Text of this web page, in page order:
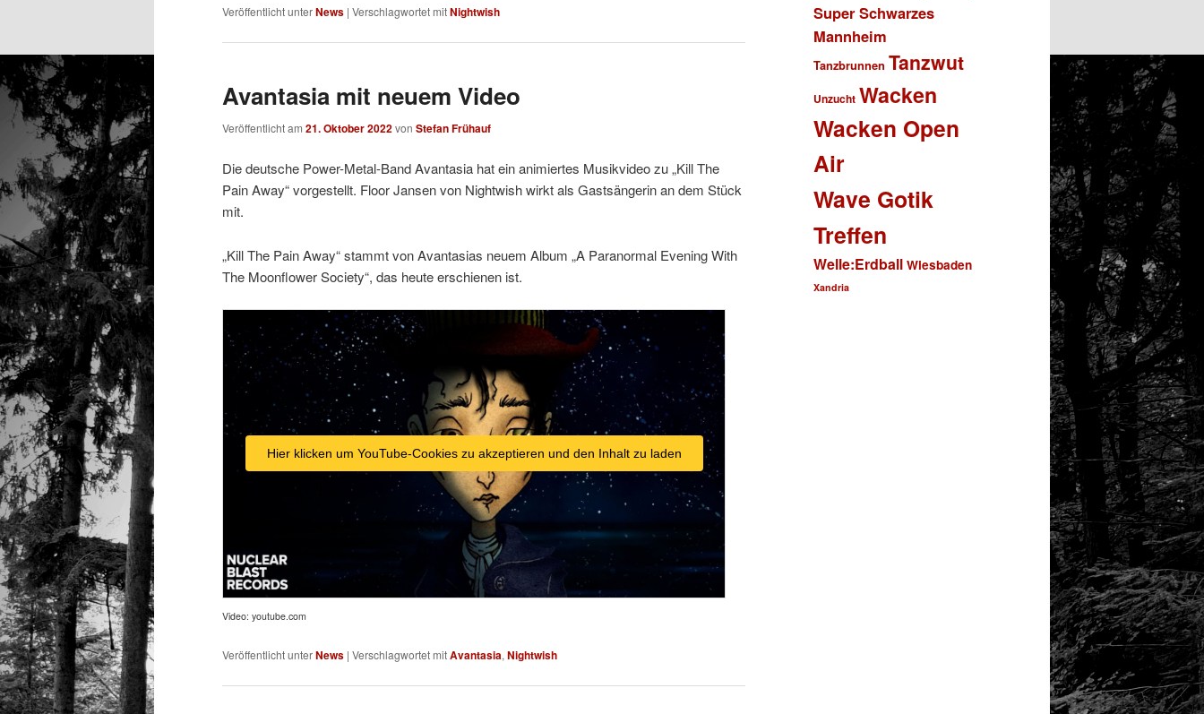
Veröffentlicht unterNews | Verschlagwortet mitNightwish
Avantasia mit neuem Video
Veröffentlicht am 21. Oktober 2022von Stefan Frühauf
Die deutsche Power-Metal-Band Avantasia hat ein animiertes Musikvideo zu „Kill The
Pain Away“ vorgestellt. Floor Jansen von Nightwish wirkt als Gastsängerin an dem Stück
mit.
„Kill The Pain Away“ stammt von Avantasias neuem Album „A Paranormal Evening With
The Moonflower Society“, das heute erschienen ist.
Hier klicken um YouTube-Cookies zu akzeptieren und den Inhalt zu laden
Video: youtube.com
Veröffentlicht unterNews | Verschlagwortet mitAvantasia, Nightwish
Super Schwarzes
Mannheim
Tanzbrunnen Tanzwut
Unzucht Wacken
Wacken Open
Air
Wave Gotik
Treffen
Welle:Erdball Wiesbaden
Xandria